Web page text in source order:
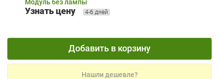
Модуль без лампы
Узнать цену 4-6 дней
Добавить в корзину
Нашли дешевле?